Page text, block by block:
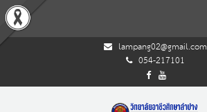
lampang02@gmail.com
054-217101